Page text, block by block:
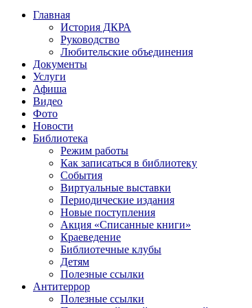
Главная
История ДКРА
Руководство
Любительские объединения
Документы
Услуги
Афиша
Видео
Фото
Новости
Библиотека
Режим работы
Как записаться в библиотеку
События
Виртуальные выставки
Периодические издания
Новые поступления
Акция «Списанные книги»
Краеведение
Библиотечные клубы
Детям
Полезные ссылки
Антитеррор
Полезные ссылки